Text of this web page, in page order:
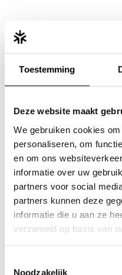
Toestemming
Deze website maakt
We gebruiken cookies
personaliseren, om
en om ons
informatie over uw
partners voor social
partners kunnen deze
informatie die u aan ze
verzameld op basis van
Noodzakelijk
“De juiste mensen
bedrijven een grote
zaakvoerder van Mast,
een intern marketing- en
ondersteunen en de
waardevolle inzichten die
Interactieve
voor groei
inspireermij.be biedt een
ondernemers, marketing-
tot het creëren van een